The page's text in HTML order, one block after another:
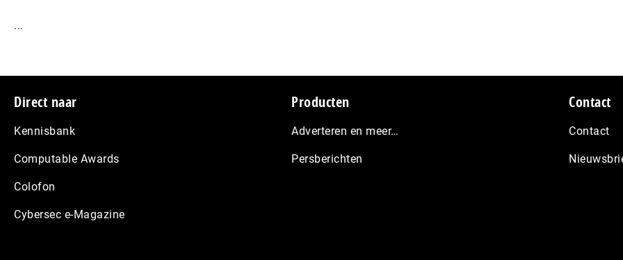
...
Footer
Direct naar
Kennisbank
Computable Awards
Colofon
Cybersec e-Magazine
Producten
Adverteren en meer…
Persberichten
Contact
Contact